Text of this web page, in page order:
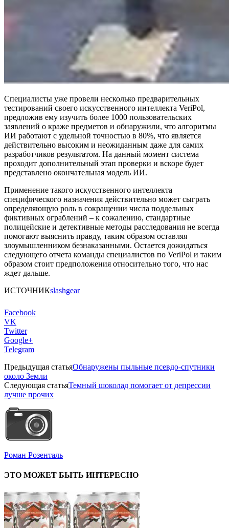
Специалисты уже провели несколько предварительных
тестирований своего искусственного интеллекта VeriPol,
предложив ему изучить более 1000 пользовательских
заявлений о краже предметов и обнаружили, что алгоритмы
ИИ работают с удельной точностью в 80%, что является
действительно высоким и неожиданным даже для самих
разработчиков результатом. На данный момент система
проходит дополнительный этап проверки и вскоре будет
представлено окончательная модель ИИ.
Применение такого искусственного интеллекта
специфического назначения действительно может сыграть
определяющую роль в сокращении числа поддельных
фиктивных ограблений – к сожалению, стандартные
полицейские и детективные методы расследования не всегда
помогают выяснить правду, таким образом оставляя
злоумышленником безнаказанными. Остается дожидаться
следующего отчета команды специалистов по VeriPol и таким
образом стоит предположения относительно того, что нас
ждет дальше.
ИСТОЧНИКslashgear
Facebook
VK
Twitter
Google+
Telegram
Предыдущая статьяОбнаружены пыльные псевдо-спутники
около Земли
Следующая статьяТемный шоколад помогает от депрессии
лучше прочих
Роман Розенталь
ЭТО МОЖЕТ БЫТЬ ИНТЕРЕСНО